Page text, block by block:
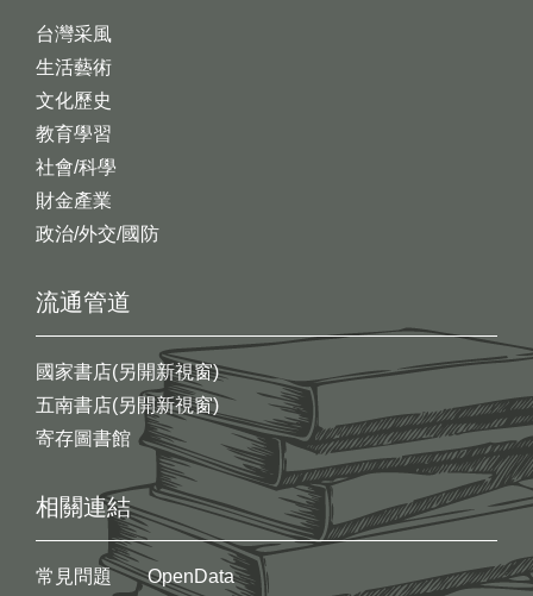
台灣采風
生活藝術
文化歷史
教育學習
社會/科學
財金產業
政治/外交/國防
流通管道
國家書店(另開新視窗)
五南書店(另開新視窗)
寄存圖書館
相關連結
常見問題
OpenData